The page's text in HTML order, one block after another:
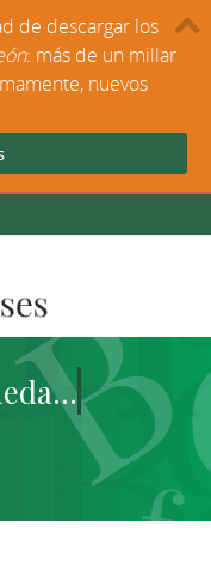
de descargar los
: más de un millar
nuevos